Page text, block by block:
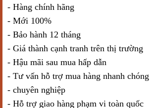
- Hàng chính hãng
- Mới 100%
- Bảo hành 12 tháng
- Giá thành cạnh tranh trên thị trường
- Hậu mãi sau mua hấp dẫn
- Tư vấn hỗ trợ mua hàng nhanh chóng
- chuyên nghiệp
- Hỗ trợ giao hàng phạm vi toàn quốc